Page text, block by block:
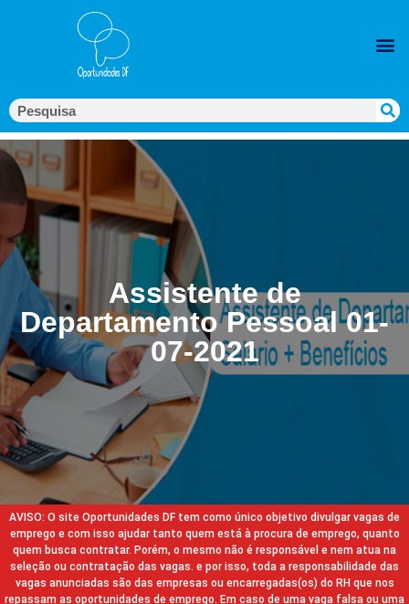
Assistente de
Departamento Pessoal 01-
07-2021
AVISO: O site Oportunidades DF tem como único objetivo divulgar vagas de
emprego e com isso ajudar tanto quem está à procura de emprego, quanto
quem busca contratar. Porém, o mesmo não é responsável e nem atua na
seleção ou contratação das vagas. e por isso, toda a responsabilidade das
vagas anunciadas são das empresas ou encarregadas(os) do RH que nos
repassam as oportunidades de emprego. Em caso de uma vaga falsa ou uma